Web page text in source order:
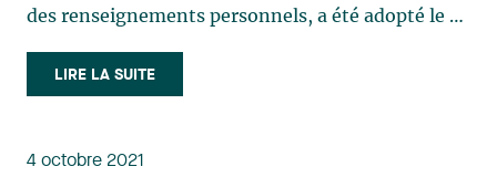
des renseignements personnels, a été adopté le 21
modifie une vingtaine de lois ayant trait à
protection des renseignements personnels,
LIRE LA SUITE
4 octobre 2021